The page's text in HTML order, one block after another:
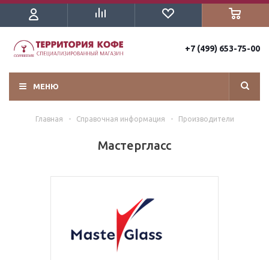
+7 (499) 653-75-00
МЕНЮ
Главная - Справочная информация - Производители
Мастергласс